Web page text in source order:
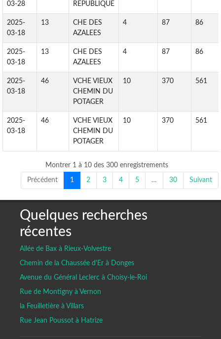
03-28
REPUBLIQUE
2025-
03-18
13
CHE DES
AZALEES
4 87 86
2025-
03-18
13
CHE DES
AZALEES
4 87 86
2025-
03-18
46
VCHE VIEUX
CHEMIN DU
POTAGER
10 370 561
2025-
03-18
46
VCHE VIEUX
CHEMIN DU
POTAGER
10 370 561
Montrer 1 à 10 des 300 enregistrements
Précédent 1 2 3 4 5 … 30 Suivant
Quelques recherches
récentes
Allée de Bax à Rieux-Volvestre
Chemin de la Chaussée d'Er à Donges
Avenue du Général Leclerc à Choisy-le-Roi
Rue de Montigny à Vernon
la Feuilletière à Villars
Rue Jean Poussot à Hatrize